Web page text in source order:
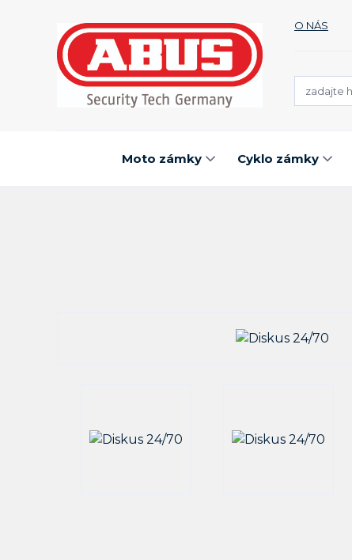
O NÁS
Moto zámky Cyklo zámky